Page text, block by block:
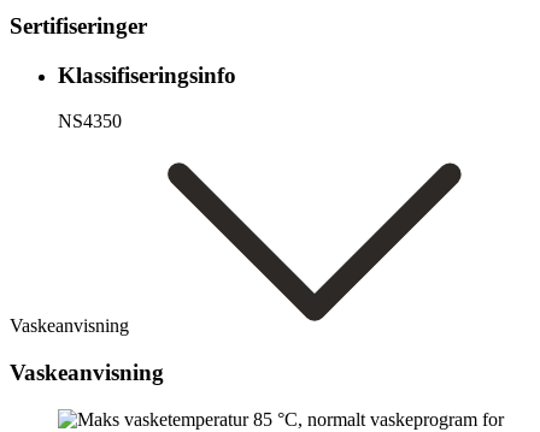
Sertifiseringer
Klassifiseringsinfo
NS4350
Vaskeanvisning
Vaskeanvisning